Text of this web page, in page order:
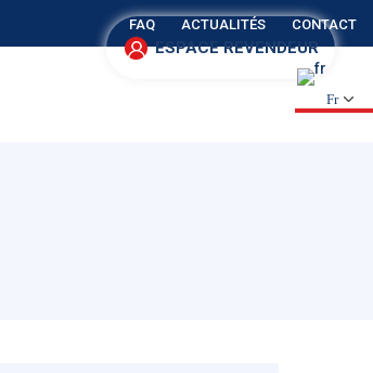
FAQ ACTUALITÉS CONTACT
ESPACE REVENDEUR
Fr